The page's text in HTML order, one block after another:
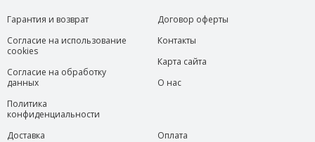
Гарантия и возврат
Согласие на использование
cookies
Согласие на обработку
данных
Политика
конфиденциальности
Договор оферты
Контакты
Карта сайта
О нас
Доставка
Оплата